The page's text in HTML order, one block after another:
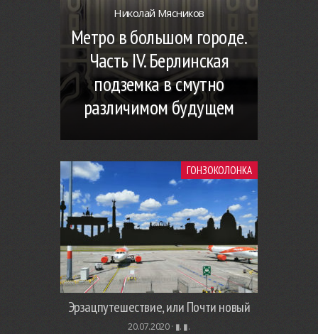
Николай Мясников
Метро в большом городе.
Часть IV. Берлинская
подземка в смутно
различимом будущем
ГОНЗОКОЛОНКА
Эрзацпутешествие, или Почти новый
20.07.2020 · ▮. ▮.